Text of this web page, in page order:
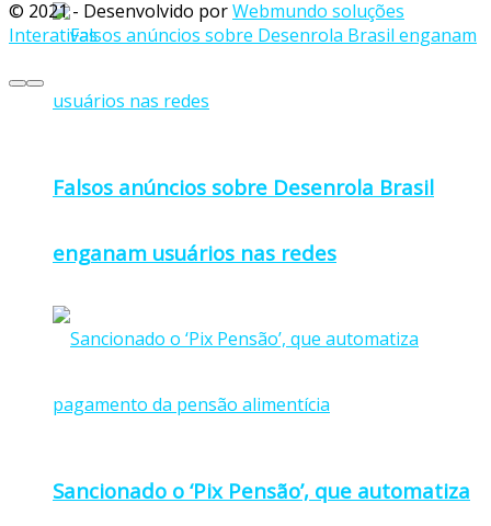
Falsos anúncios sobre Desenrola Brasil
enganam usuários nas redes
Sancionado o ‘Pix Pensão’, que automatiza
© 2021 - Desenvolvido porWebmundo soluções
Interativas